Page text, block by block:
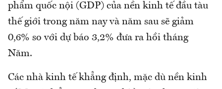
phẩm quốc nội (GDP) của nền kinh tế đầu tàu
thế giới trong năm nay và năm sau sẽ giảm
0,6% so với dự báo 3,2% đưa ra hồi tháng
Năm.
Các nhà kinh tế khẳng định, mặc dù nền kinh